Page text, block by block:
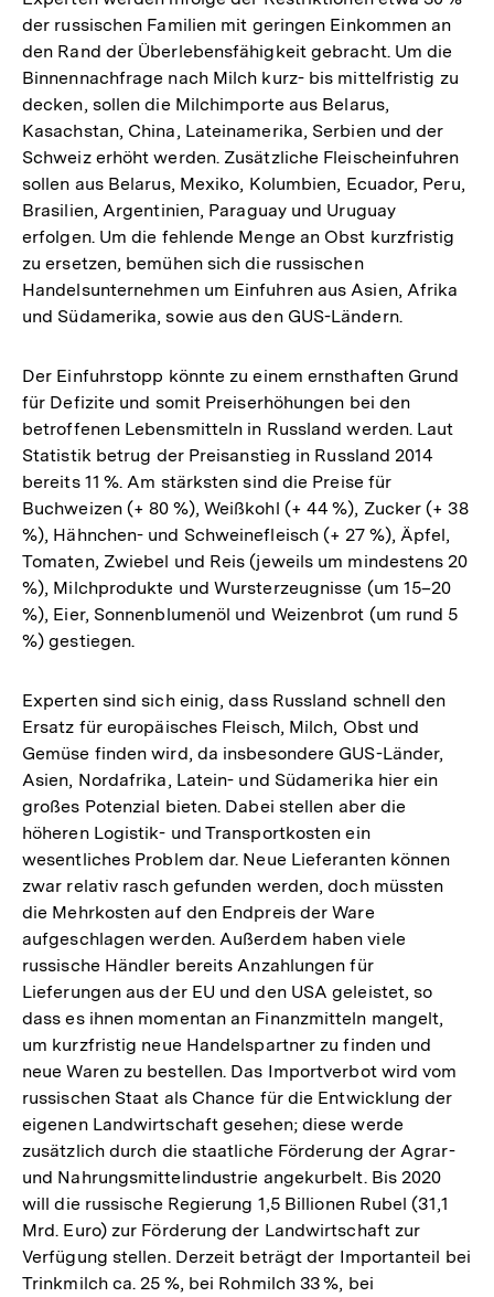
der russischen Familien mit geringen Einkommen an
den Rand der Überlebensfähigkeit gebracht. Um die
Binnennachfrage nach Milch kurz- bis mittelfristig zu
decken, sollen die Milchimporte aus Belarus,
Kasachstan, China, Lateinamerika, Serbien und der
Schweiz erhöht werden. Zusätzliche Fleischeinfuhren
sollen aus Belarus, Mexiko, Kolumbien, Ecuador, Peru,
Brasilien, Argentinien, Paraguay und Uruguay
erfolgen. Um die fehlende Menge an Obst kurzfristig
zu ersetzen, bemühen sich die russischen
Handelsunternehmen um Einfuhren aus Asien, Afrika
und Südamerika, sowie aus den GUS-Ländern.
Der Einfuhrstopp könnte zu einem ernsthaften Grund
für Defizite und somit Preiserhöhungen bei den
betroffenen Lebensmitteln in Russland werden. Laut
Statistik betrug der Preisanstieg in Russland 2014
bereits 11 %. Am stärksten sind die Preise für
Buchweizen (+ 80 %), Weißkohl (+ 44 %), Zucker (+ 38
%), Hähnchen- und Schweinefleisch (+ 27 %), Äpfel,
Tomaten, Zwiebel und Reis (jeweils um mindestens 20
%), Milchprodukte und Wursterzeugnisse (um 15–20
%), Eier, Sonnenblumenöl und Weizenbrot (um rund 5
%) gestiegen.
Experten sind sich einig, dass Russland schnell den
Ersatz für europäisches Fleisch, Milch, Obst und
Gemüse finden wird, da insbesondere GUS-Länder,
Asien, Nordafrika, Latein- und Südamerika hier ein
großes Potenzial bieten. Dabei stellen aber die
höheren Logistik- und Transportkosten ein
wesentliches Problem dar. Neue Lieferanten können
zwar relativ rasch gefunden werden, doch müssten
die Mehrkosten auf den Endpreis der Ware
aufgeschlagen werden. Außerdem haben viele
russische Händler bereits Anzahlungen für
Lieferungen aus der EU und den USA geleistet, so
dass es ihnen momentan an Finanzmitteln mangelt,
um kurzfristig neue Handelspartner zu finden und
neue Waren zu bestellen. Das Importverbot wird vom
russischen Staat als Chance für die Entwicklung der
eigenen Landwirtschaft gesehen; diese werde
zusätzlich durch die staatliche Förderung der Agrar-
und Nahrungsmittelindustrie angekurbelt. Bis 2020
will die russische Regierung 1,5 Billionen Rubel (31,1
Mrd. Euro) zur Förderung der Landwirtschaft zur
Verfügung stellen. Derzeit beträgt der Importanteil bei
Trinkmilch ca. 25 %, bei Rohmilch 33 %, bei